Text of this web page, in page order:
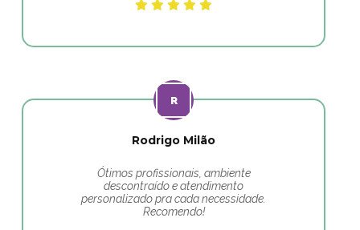
Rodrigo Milão
Ótimos profissionais, ambiente
descontraído e atendimento
personalizado pra cada necessidade.
Recomendo!